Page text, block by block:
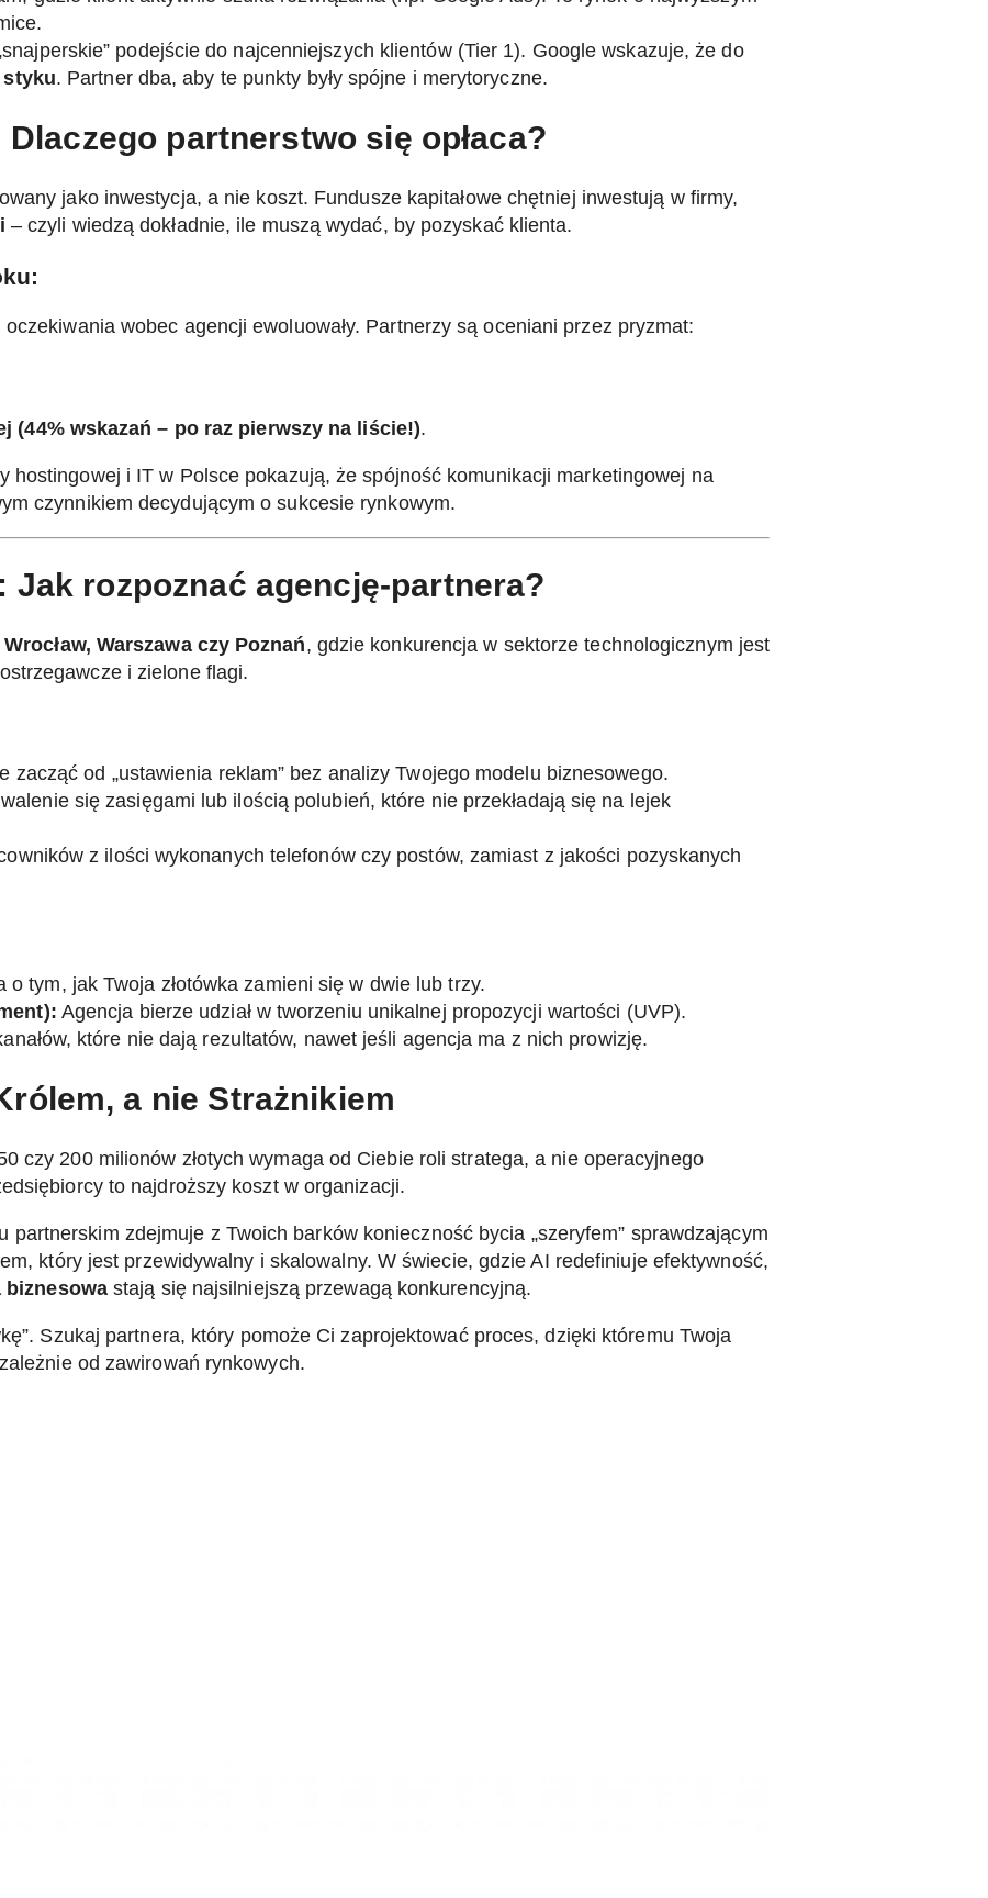
podejście do najcenniejszych klientów (Tier 1). Google wskazuje, że do
styku. Partner dba, aby te punkty były spójne i merytoryczne.
partnerstwo się opłaca?
jako inwestycja, a nie koszt. Fundusze kapitałowe chętniej inwestują w firmy,
– czyli wiedzą dokładnie, ile muszą wydać, by pozyskać klienta.
oczekiwania wobec agencji ewoluowały. Partnerzy są oceniani przez pryzmat:
(44% wskazań – po raz pierwszy na liście!).
hostingowej i IT w Polsce pokazują, że spójność komunikacji marketingowej na
czynnikiem decydującym o sukcesie rynkowym.
Jak rozpoznać agencję-partnera?
Wrocław, Warszawa czy Poznań, gdzie konkurencja w sektorze technologicznym jest
i zielone flagi.
zacząć od „ustawienia reklam” bez analizy Twojego modelu biznesowego.
się zasięgami lub ilością polubień, które nie przekładają się na lejek
z ilości wykonanych telefonów czy postów, zamiast z jakości pozyskanych
o tym, jak Twoja złotówka zamieni się w dwie lub trzy.
Agencja bierze udział w tworzeniu unikalnej propozycji wartości (UVP).
które nie dają rezultatów, nawet jeśli agencja ma z nich prowizję.
a nie Strażnikiem
czy 200 milionów złotych wymaga od Ciebie roli stratega, a nie operacyjnego
to najdroższy koszt w organizacji.
partnerskim zdejmuje z Twoich barków konieczność bycia „szeryfem” sprawdzającym
który jest przewidywalny i skalowalny. W świecie, gdzie AI redefiniuje efektywność,
biznesowastają się najsilniejszą przewagą konkurencyjną.
Szukaj partnera, który pomoże Ci zaprojektować proces, dzięki któremu Twoja
od zawirowań rynkowych.